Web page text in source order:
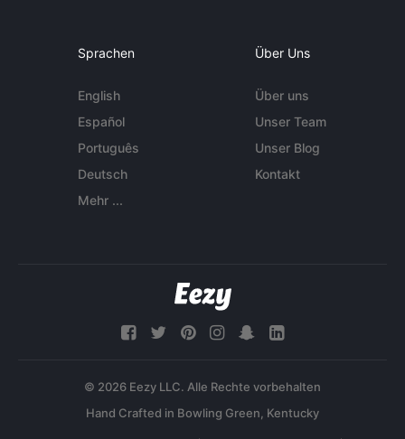
Sprachen
English
Español
Português
Deutsch
Mehr ...
Über Uns
Über uns
Unser Team
Unser Blog
Kontakt
© 2026 Eezy LLC. Alle Rechte vorbehalten